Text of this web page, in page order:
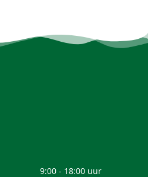
9:00 - 18:00 uur